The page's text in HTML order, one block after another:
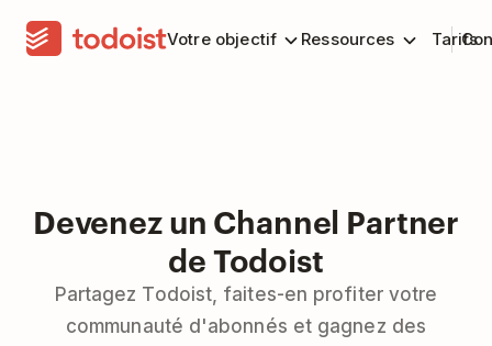
Votre objectif Ressources Tarifs
Devenez un Channel Partner
de Todoist
Partagez Todoist, faites-en profiter votre
communauté d'abonnés et gagnez des